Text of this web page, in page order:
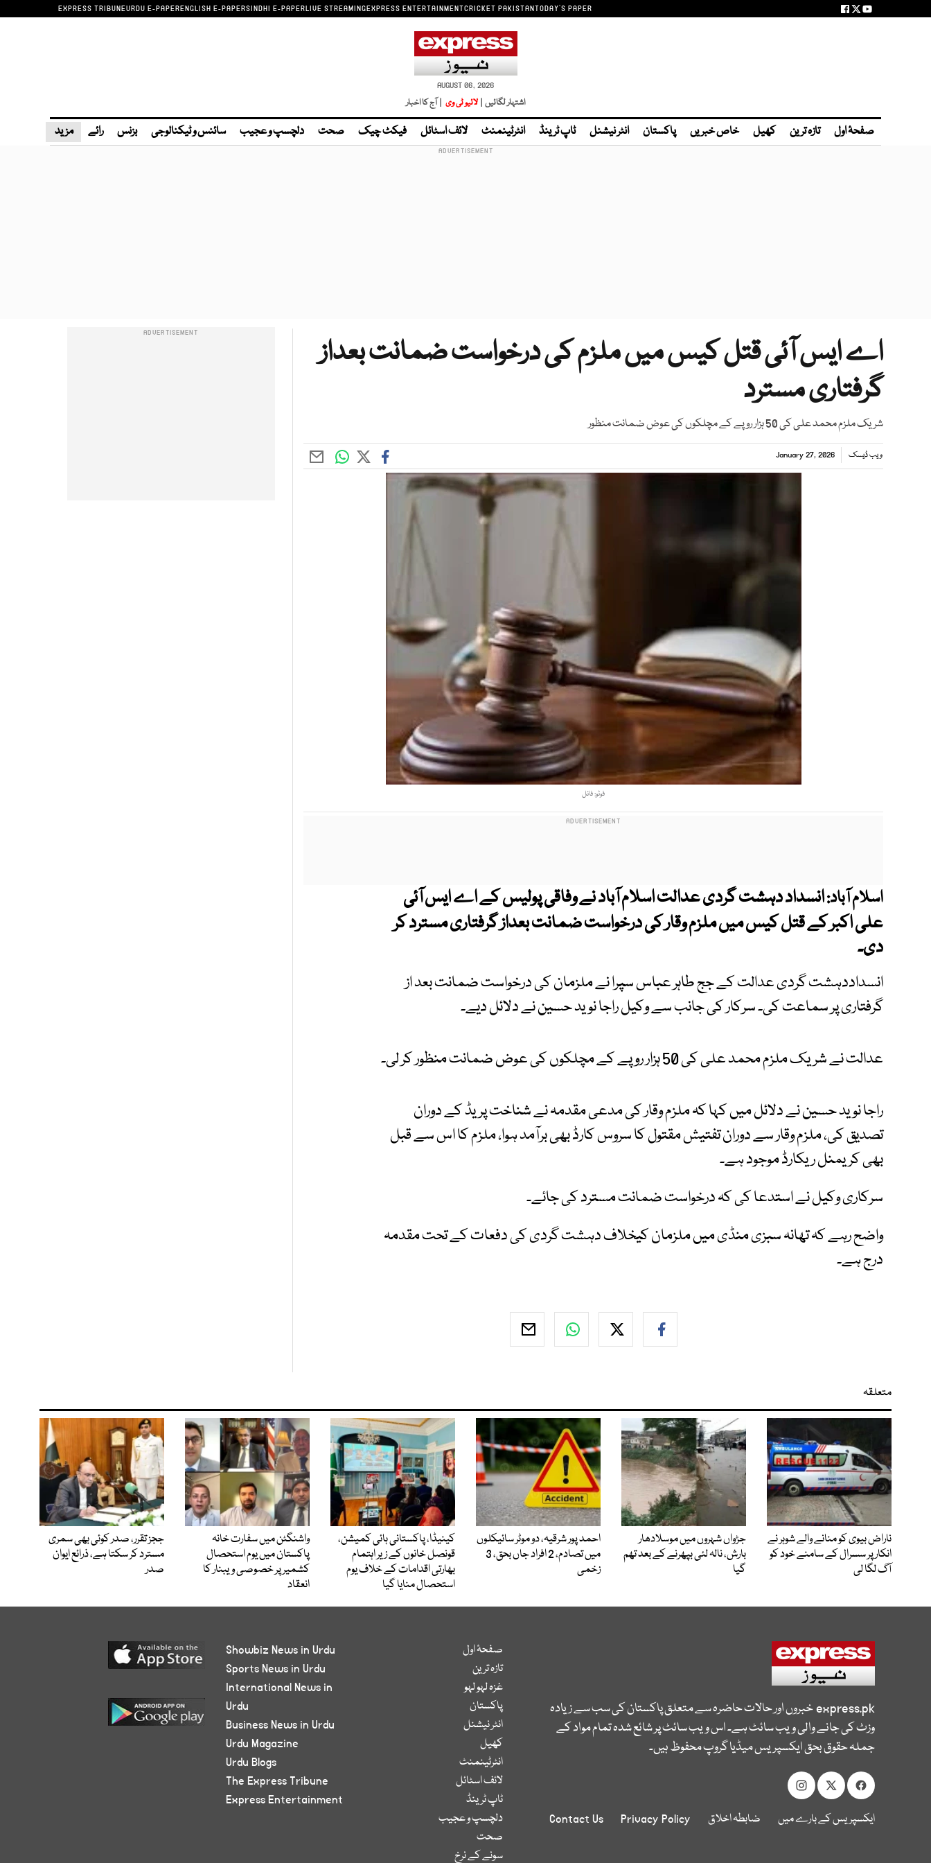
EXPRESS TRIBUNEURDU E-PAPERENGLISH E-PAPERSINDHI E-PAPERLIVE STREAMINGEXPRESS ENTERTAINMENTCRICKET PAKISTANTODAY'S PAPER
AUGUST 06, 2026
اشتہار لگائیں | لائیو ٹی وی | آج کا اخبار
صفحۂ اول تازہ ترین کھیل خاص خبریں پاکستان انٹر نیشنل ٹاپ ٹرینڈ انٹرٹینمنٹ لائف اسٹائل فیکٹ چیک صحت دلچسپ و عجیب سائنس و ٹیکنالوجی بزنس رائے مزید
اے ایس آئی قتل کیس میں ملزم کی درخواست ضمانت بعداز
گرفتاری مسترد
شریک ملزم محمد علی کی 50 ہزار روپے کے مچلکوں کی عوض ضمانت منظور
ویب ڈیسک January 27, 2026
فوٹو: فائل
اسلام آباد:انسداد دہشت گردی عدالت اسلام آباد نے وفاقی پولیس کے اے ایس آئی
علی اکبر کے قتل کیس میں ملزم وقار کی درخواست ضمانت بعداز گرفتاری مسترد کر
دی۔
انسداددہشت گردی عدالت کے جج طاہر عباس سپرا نے ملزمان کی درخواست ضمانت بعد از
گرفتاری پر سماعت کی۔ سرکار کی جانب سے وکیل راجا نوید حسین نے دلائل دیے۔
عدالت نے شریک ملزم محمد علی کی 50 ہزار روپے کے مچلکوں کی عوض ضمانت منظور کر لی۔
راجا نوید حسین نے دلائل میں کہا کہ ملزم وقار کی مدعی مقدمہ نے شناخت پریڈ کے دوران
تصدیق کی، ملزم وقار سے دوران تفتیش مقتول کا سروس کارڈ بھی برآمد ہوا، ملزم کا اس سے قبل
بھی کریمنل ریکارڈ موجود ہے۔
سرکاری وکیل نے استدعا کی کہ درخواست ضمانت مسترد کی جائے۔
واضح رہے کہ تھانہ سبزی منڈی میں ملزمان کیخلاف دہشت گردی کی دفعات کے تحت مقدمہ
درج ہے۔
متعلقہ
ناراض بیوی کو منانے والے شوہر نے
انکار پر سسرال کے سامنے خود کو
آگ لگا لی
جڑواں شہروں میں موسلادھار
بارش، نالہ لئی بپھرنے کے بعد تھم
گیا
احمد پور شرقیہ، دو موٹر سائیکلوں
میں تصادم، 2 افراد جاں بحق، 3
زخمی
کینیڈا، پاکستانی ہائی کمیشن،
قونصل خانوں کے زیر اہتمام
بھارتی اقدامات کے خلاف یوم
استحصال منایا گیا
واشنگٹن میں سفارت خانہ
پاکستان میں یوم استحصال
کشمیر پر خصوصی ویبنار کا
انعقاد
ججز تقرر، صدر کوئی بھی سمری
مسترد کر سکتا ہے، ذرائع ایوان
صدر
express.pkخبروں اور حالات حاضرہ سے متعلق پاکستان کی سب سے زیادہ
وزٹ کی جانے والی ویب سائٹ ہے۔ اس ویب سائٹ پر شائع شدہ تمام مواد کے
جملہ حقوق بحق ایکسپریس میڈیا گروپ محفوظ ہیں۔
ایکسپریس کے بارے میں ضابطہ اخلاق Privacy Policy
Contact Us
صفحۂ اول
تازہ ترین
غزہ لہو لہو
پاکستان
انٹر نیشنل
کھیل
انٹرٹینمنٹ
لائف اسٹائل
ٹاپ ٹرینڈ
دلچسپ و عجیب
صحت
سونے کے نرخ
Showbiz News in Urdu
Sports News in Urdu
International News in
Urdu
Business News in Urdu
Urdu Magazine
Urdu Blogs
The Express Tribune
Express Entertainment